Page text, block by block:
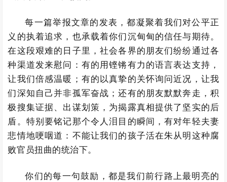
每一篇举报文章的发表，都凝聚着我们对公平正
义的执着追求，也承载着你们沉甸甸的信任与期待。
在这段艰难的日子里，社会各界的朋友们纷纷通过各
种渠道发来慰问：有的用铿锵有力的语言表达支持，
让我们倍感温暖；有的以真挚的关怀询问近况，让我
们深知自己并非孤军奋战；还有的朋友默默奔走，积
极搜集证据、出谋划策，为揭露真相提供了坚实的后
盾。特别要铭记那个令人泪目的瞬间，有对年轻夫妻
悲情地哽咽道：不能让我们的孩子活在朱从明这种腐
败官员扭曲的统治下。
你们的每一句鼓励，都是我们前行路上最明亮的